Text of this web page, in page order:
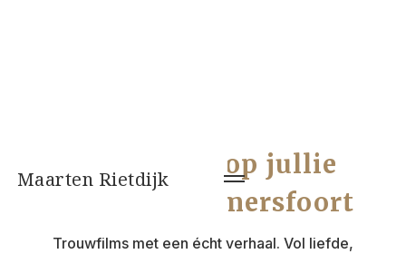
Maarten Rietdijk
Videograaf op jullie
bruiloft in Amersfoort
Trouwfilms met een écht verhaal. Vol liefde,